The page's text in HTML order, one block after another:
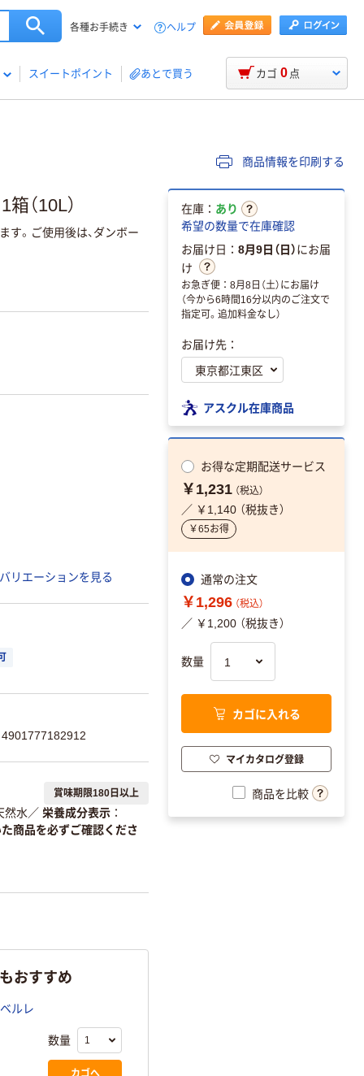
各種お手続き ヘルプ
スイートポイント あとで買う カゴ 0 点
商品情報を印刷する
（10L）
す。ご使用後は、ダンボー
リエーションを見る
賞味期限180日以上
然水 ／ 栄養成分表示
商品を必ずご確認くださ
おすすめ
ルレ
数量
カゴへ
在庫： あり
希望の数量で在庫確認
お届け日： 8月9日（日）にお届
け
お急ぎ便：8月8日（土）にお届け
（今から6時間16分以内のご注文で
指定可。追加料金なし）
お届け先：
アスクル在庫商品
お得な定期配送サービス
￥1,231 （税込）
／ ￥1,140 （税抜き）
￥65お得
通常の注文
￥1,296 （税込）
／ ￥1,200 （税抜き）
数量
カゴに入れる
マイカタログ登録
商品を比較